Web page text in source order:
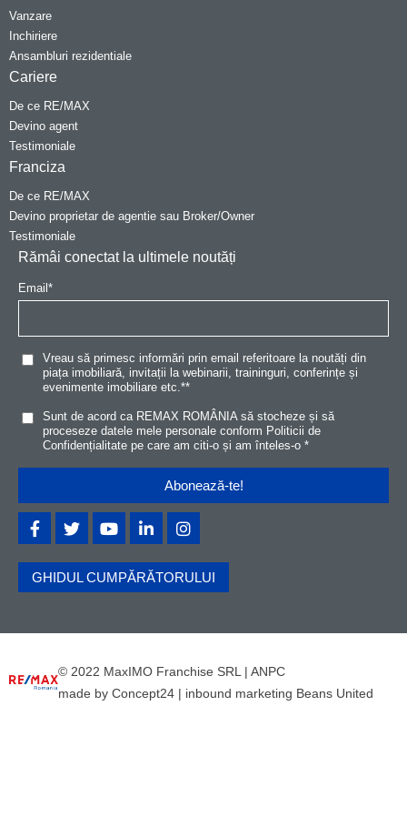
Vanzare
Inchiriere
Ansambluri rezidentiale
Cariere
De ce RE/MAX
Devino agent
Testimoniale
Franciza
De ce RE/MAX
Devino proprietar de agentie sau Broker/Owner
Testimoniale
Rămâi conectat la ultimele noutăți
Email*
Vreau să primesc informări prin email referitoare la noutăți din
piața imobiliară, invitații la webinarii, traininguri, conferințe și
evenimente imobiliare etc.**
Sunt de acord ca REMAX ROMÂNIA să stocheze și să
proceseze datele mele personale conform Politicii de
Confidențialitate pe care am citi-o și am înteles-o *
GHIDUL CUMPĂRĂTORULUI
© 2022 MaxIMO Franchise SRL | ANPC
made by Concept24| inbound marketing Beans United